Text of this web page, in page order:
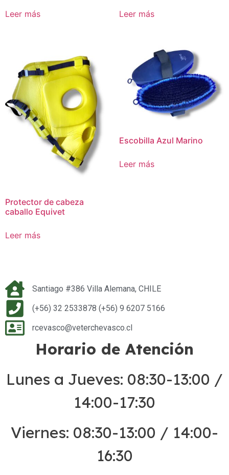
Leer más Leer más
Protector de cabeza
caballo Equivet
Leer más
Escobilla Azul Marino
Leer más
Santiago #386 Villa Alemana, CHILE
(+56) 32 2533878 (+56) 9 6207 5166
rcevasco@veterchevasco.cl
Horario de Atención
Lunes a Jueves: 08:30-13:00 /
14:00-17:30
Viernes: 08:30-13:00 / 14:00-
16:30